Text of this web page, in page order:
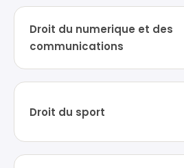
Droit du numerique et des
communications
Droit du sport